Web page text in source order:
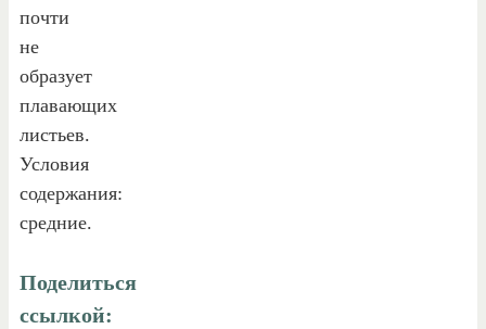
почти
не
образует
плавающих
листьев.
Условия
содержания:
средние.
Поделиться
ссылкой: